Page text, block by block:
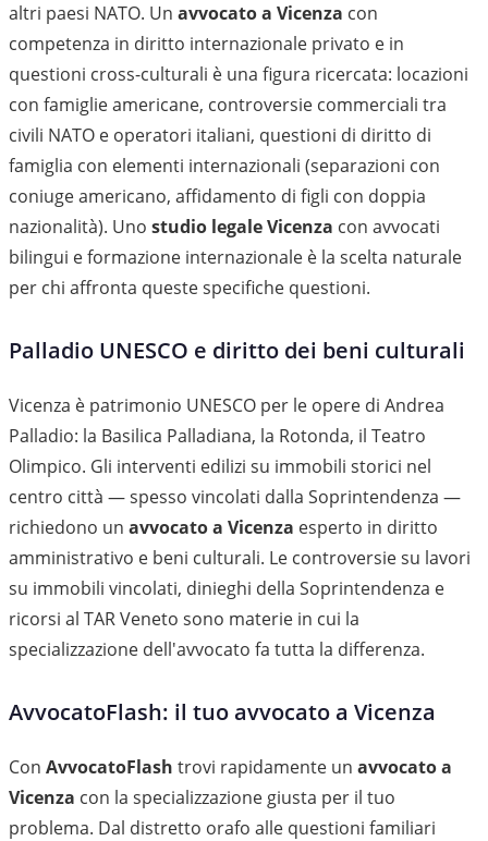
altri paesi NATO. Un avvocato a Vicenza con
competenza in diritto internazionale privato e in
questioni cross-culturali è una figura ricercata: locazioni
con famiglie americane, controversie commerciali tra
civili NATO e operatori italiani, questioni di diritto di
famiglia con elementi internazionali (separazioni con
coniuge americano, affidamento di figli con doppia
nazionalità). Uno studio legale Vicenza con avvocati
bilingui e formazione internazionale è la scelta naturale
per chi affronta queste specifiche questioni.
Palladio UNESCO e diritto dei beni culturali
Vicenza è patrimonio UNESCO per le opere di Andrea
Palladio: la Basilica Palladiana, la Rotonda, il Teatro
Olimpico. Gli interventi edilizi su immobili storici nel
centro città — spesso vincolati dalla Soprintendenza —
richiedono un avvocato a Vicenza esperto in diritto
amministrativo e beni culturali. Le controversie su lavori
su immobili vincolati, dinieghi della Soprintendenza e
ricorsi al TAR Veneto sono materie in cui la
specializzazione dell'avvocato fa tutta la differenza.
AvvocatoFlash: il tuo avvocato a Vicenza
Con AvvocatoFlash trovi rapidamente un avvocato a
Vicenza con la specializzazione giusta per il tuo
problema. Dal distretto orafo alle questioni familiari